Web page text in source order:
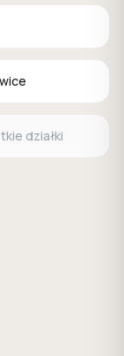
działki